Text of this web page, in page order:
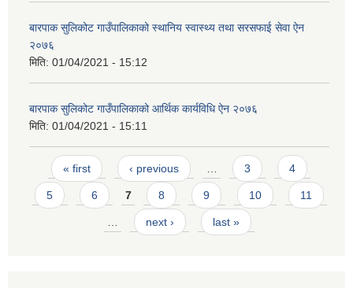
बारपाक सुलिकोट गाउँपालिकाको स्थानिय स्वास्थ्य तथा सरसफाई सेवा ऐन
२०७६
मिति: 01/04/2021 - 15:12
बारपाक सुलिकोट गाउँपालिकाको आर्थिक कार्यविधि ऐन २०७६
मिति: 01/04/2021 - 15:11
Pages
« first ‹ previous 3 4
5 6 7 8 9 10 11
next › last »